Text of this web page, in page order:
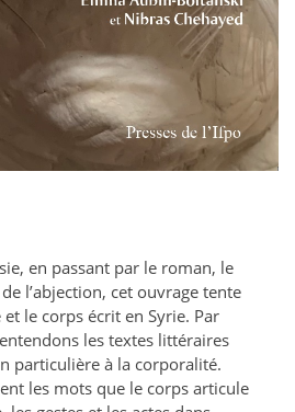
en passant par le roman, le
l’abjection, cet ouvrage tente
le corps écrit en Syrie. Par
les textes littéraires
particulière à la corporalité.
les mots que le corps articule